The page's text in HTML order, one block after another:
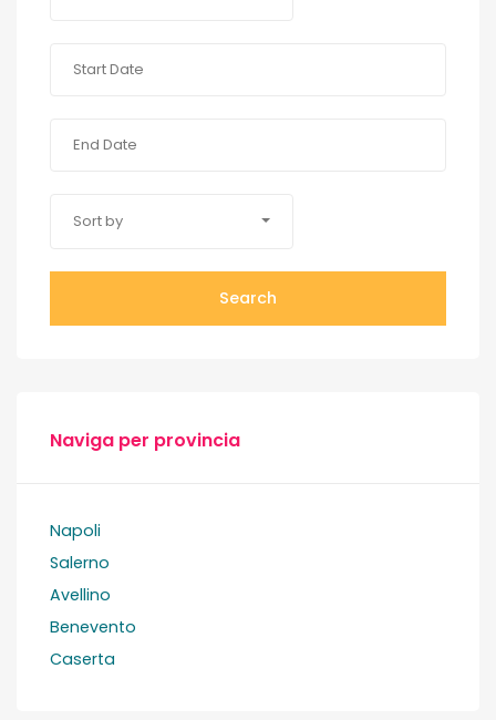
Sort by
Search
Naviga per provincia
Napoli
Salerno
Avellino
Benevento
Caserta